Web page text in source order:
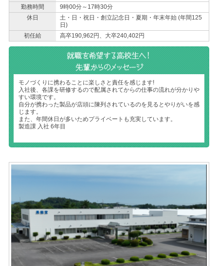
勤務時間
9時00分～17時30分
休日
土・日・祝日・創立記念日・夏期・年末年始 (年間125
日)
初任給
高卒190,962円、大卒240,402円
モノづくりに携わることに楽しさと責任を感じます!
入社後、各課を研修するので配属されてからの仕事の流れが分かりや
すい環境です。
自分が携わった製品が店頭に陳列されているのを見るとやりがいを感
じます。
また、年間休日が多いためプライベートも充実しています。
製造課 入社 6年目